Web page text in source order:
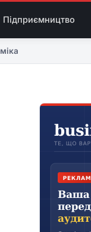
Підприємництво